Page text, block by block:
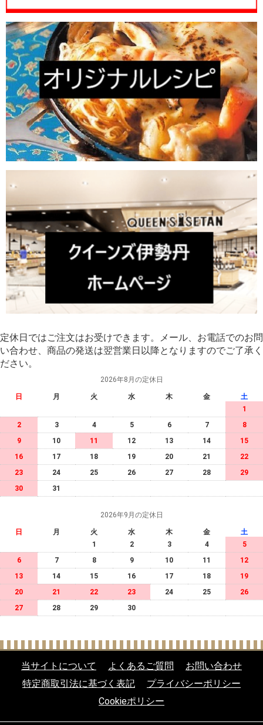
定休日ではご注文はお受けできます。メール、お電話でのお問
い合わせ、商品の発送は翌営業日以降となりますのでご了承く
ださい。
2026年8月の定休日
日 月 火 水 木 金
土
1
2
3 4 5 6 7
8
9
10 11 12 13 14
15
16
17 18 19 20 21
22
23
24 25 26 27 28
29
30
31
2026年9月の定休日
日 月 火 水 木 金
土
1
2 3 4
5
6
7 8 9 10 11
12
13
14 15 16 17 18
19
20
21 22 23 24 25
26
27
28 29 30
当サイトについて よくあるご質問
お問い合わせ
特定商取引法に基づく表記
プライバシーポリシー
Cookieポリシー